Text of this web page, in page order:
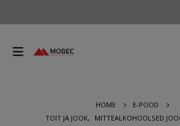
HOME
E-POOD
TOIT JA JOOK, MITTEALKOHOOLSED